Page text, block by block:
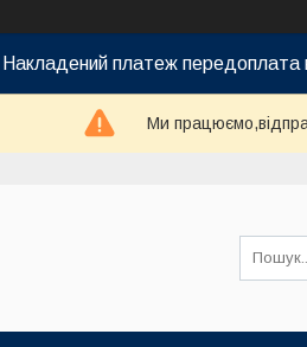
Накладений платеж передоплата
Ми